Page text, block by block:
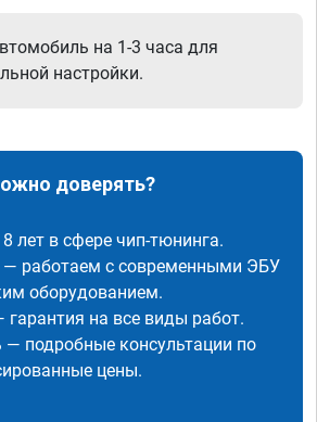
на 1-3 часа для
настройки.
доверять?
лет в сфере чип-тюнинга.
— работаем с современными ЭБУ
оборудованием.
на все виды работ.
— подробные консультации по
цены.